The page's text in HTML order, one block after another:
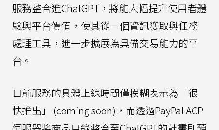
服務整合進ChatGPT，將能大幅提升使用者體
驗與平台價值，使其從一個資訊獲取與任務
處理工具，進一步擴展為具備交易能力的平
台。
目前服務的具體上線時間僅模糊表示為「很
快推出」 (coming soon)，而透過PayPal ACP